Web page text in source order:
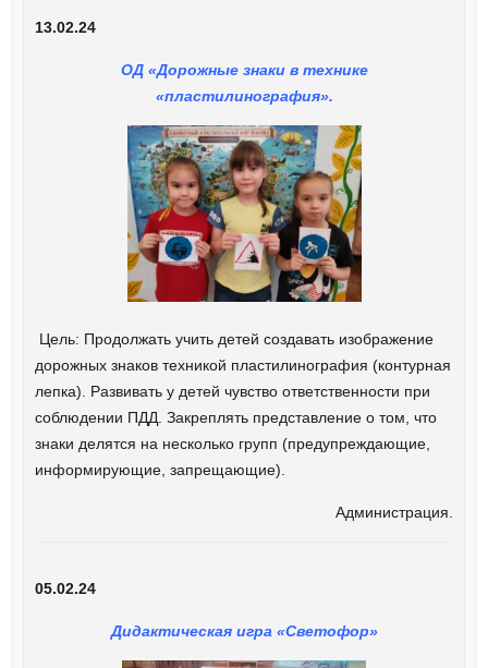
13.02.24
ОД «Дорожные знаки в технике
«пластилинография».
Цель: Продолжать учить детей создавать изображение
дорожных знаков техникой пластилинография (контурная
лепка). Развивать у детей чувство ответственности при
соблюдении ПДД. Закреплять представление о том, что
знаки делятся на несколько групп (предупреждающие,
информирующие, запрещающие).
Администрация.
05.02.24
Дидактическая игра «Светофор»